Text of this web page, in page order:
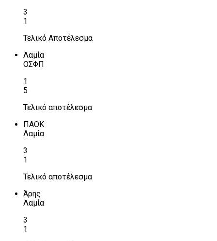
3
1
Τελικό Αποτέλεσμα
Λαμία
ΟΣΦΠ
1
5
Τελικό αποτέλεσμα
ΠΑΟΚ
Λαμία
3
1
Τελικό αποτέλεσμα
Άρης
Λαμία
3
1